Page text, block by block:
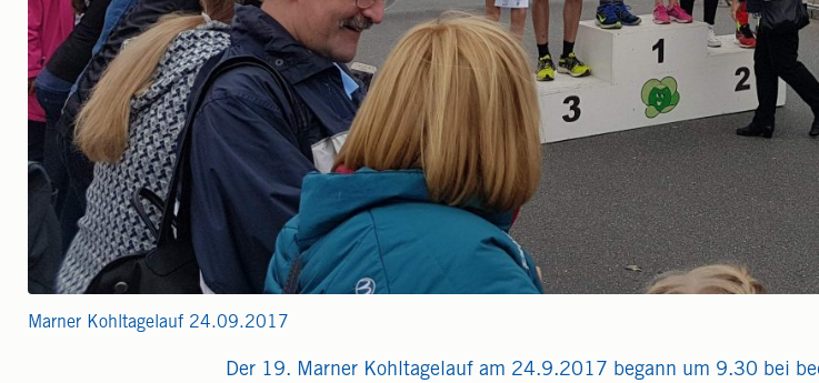
Marner Kohltagelauf 24.09.2017
Der 19. Marner Kohltagelauf am 24.9.2017 begann um 9.30 bei